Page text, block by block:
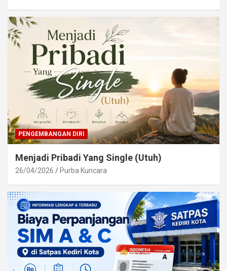
PENGEMBANGAN DIRI
Menjadi Pribadi Yang Single (Utuh)
26/04/2026 Purba Kuncara